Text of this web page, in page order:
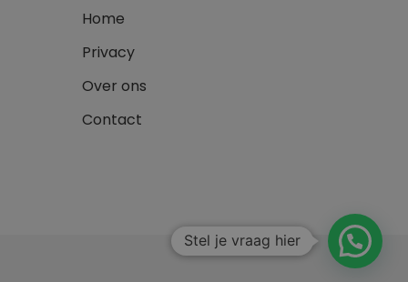
Home
Privacy
Over ons
Contact
Stel je vraag hier